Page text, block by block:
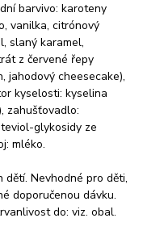
barvivo: karoteny
vanilka, citrónový
slaný karamel,
z červené řepy
jahodový cheesecake),
kyselosti: kyselina
zahušťovadlo:
glykosidy ze
mléko.
dětí. Nevhodné pro děti,
doporučenou dávku.
do: viz. obal.